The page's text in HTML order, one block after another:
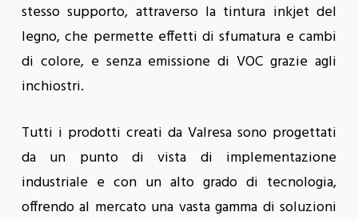
stesso supporto, attraverso la tintura inkjet del
legno, che permette effetti di sfumatura e cambi
di colore, e senza emissione di VOC grazie agli
inchiostri.
Tutti i prodotti creati da Valresa sono progettati
da un punto di vista di implementazione
industriale e con un alto grado di tecnologia,
offrendo al mercato una vasta gamma di soluzioni